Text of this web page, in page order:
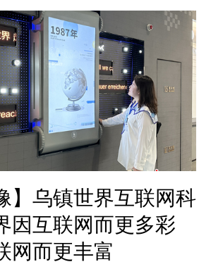
互联网大会乌镇峰会的保电工作
】乌镇世界互联网科
因互联网而更多彩
网而更丰富